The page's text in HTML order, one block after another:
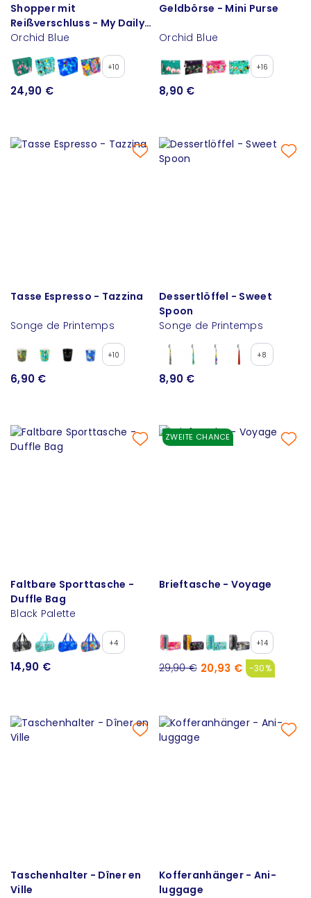
Shopper mit
Reißverschluss - My Daily
Bag
Orchid Blue
+10
24,90 €
Geldbörse - Mini Purse
Orchid Blue
+16
8,90 €
Tasse Espresso - Tazzina
Songe de Printemps
+10
6,90 €
Dessertlöffel - Sweet
Spoon
Songe de Printemps
+8
8,90 €
Faltbare Sporttasche -
Duffle Bag
Black Palette
+4
14,90 €
ZWEITE CHANCE
Brieftasche - Voyage
+14
29,90 € 20,93 € -30%
Taschenhalter - Dîner en
Ville
Kofferanhänger - Ani-
luggage